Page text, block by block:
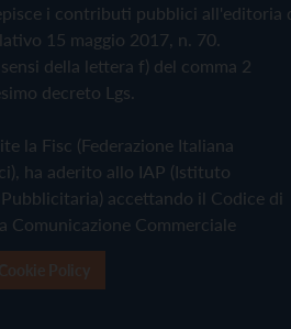
i contributi pubblici all'editoria
15 maggio 2017, n. 70.
della lettera f) del comma 2
decreto Lgs.
la Fisc (Federazione Italiana
ha aderito allo IAP (Istituto
accettando il Codice di
Comunicazione Commerciale